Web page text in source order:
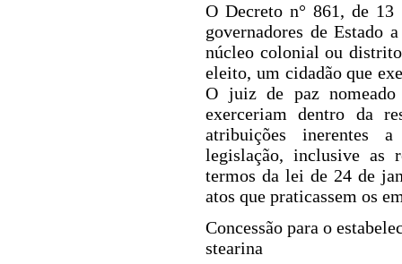
O Decreto n° 861, de 13
governadores de Estado
núcleo colonial ou
eleito, um cidadão que
O juiz de paz
exerceriam dentro da
atribuições inerentes
legislação, inclusive as
termos da lei de 24 de
atos que praticassem os
Concessão para o
stearina